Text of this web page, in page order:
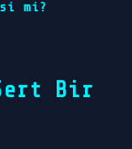
mi?
Bir